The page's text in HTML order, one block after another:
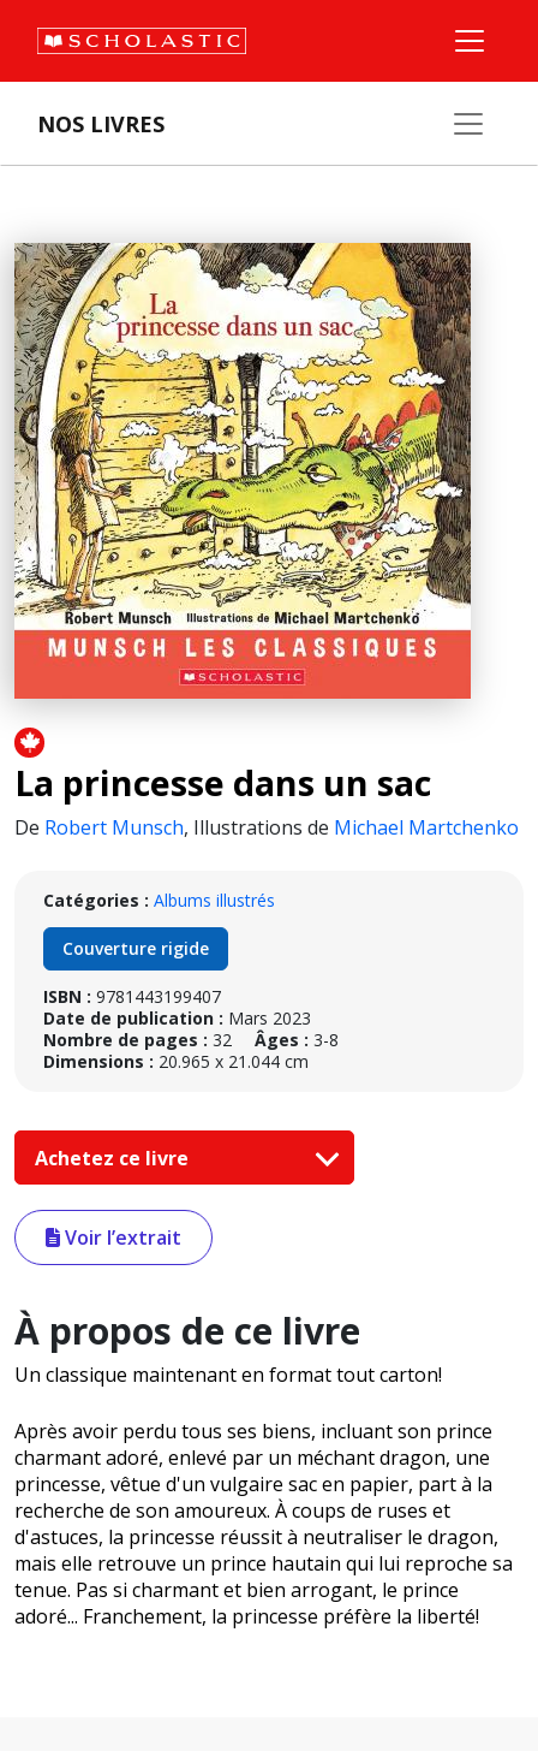
NOS LIVRES
La princesse dans un sac
De Robert Munsch, Illustrations de Michael Martchenko
Catégories : Albums illustrés
Couverture rigide
ISBN : 9781443199407
Date de publication : Mars 2023
Nombre de pages : 32 Âges : 3-8
Dimensions : 20.965 x 21.044 cm
Achetez ce livre
Voir l’extrait
À propos de ce livre
Un classique maintenant en format tout carton!
Après avoir perdu tous ses biens, incluant son prince
charmant adoré, enlevé par un méchant dragon, une
princesse, vêtue d'un vulgaire sac en papier, part à la
recherche de son amoureux. À coups de ruses et
d'astuces, la princesse réussit à neutraliser le dragon,
mais elle retrouve un prince hautain qui lui reproche sa
tenue. Pas si charmant et bien arrogant, le prince
adoré... Franchement, la princesse préfère la liberté!